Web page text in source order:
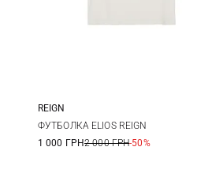
L
REIGN
ФУТБОЛКА ELIOS REIGN
1 000 ГРН2 000 ГРН-50%